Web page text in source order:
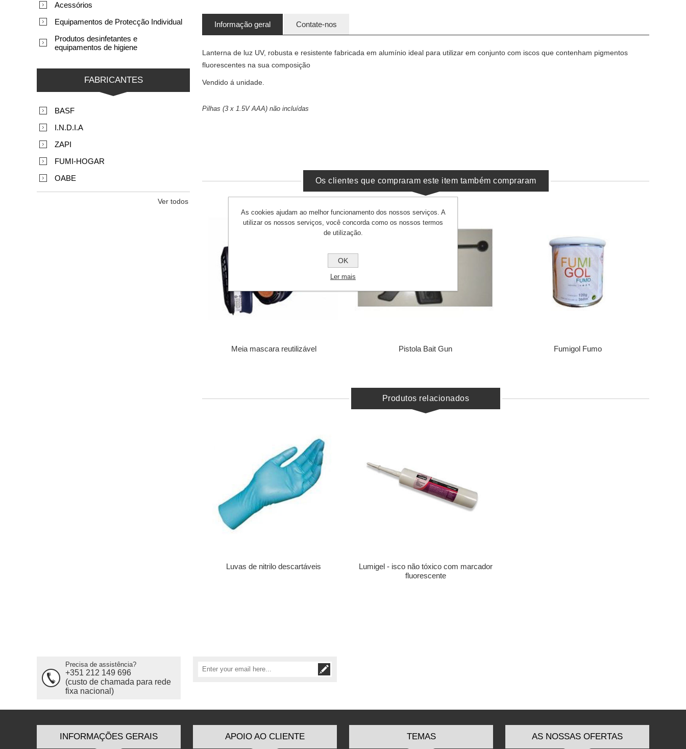
Informação geral Contate-nos
Lanterna de luz UV, robusta e resistente fabricada em alumínio ideal para utilizar em conjunto com iscos que contenham pigmentos
fluorescentes na sua composição
Vendido á unidade.
Pilhas (3 x 1.5V AAA) não incluídas
Os clientes que compraram este item também compraram
Meia mascara reutilizável Pistola Bait Gun Fumigol Fumo
Produtos relacionados
Luvas de nitrilo descartáveis
Lumigel - isco não tóxico com marcador
fluorescente
Acessórios
Equipamentos de Protecção Individual
Produtos desinfetantes e
equipamentos de higiene
FABRICANTES
BASF
I.N.D.I.A
ZAPI
FUMI-HOGAR
OABE
Ver todos
Precisa de assistência?
+351 212 149 696
(custo de chamada para rede
fixa nacional)
INFORMAÇÕES GERAIS APOIO AO CLIENTE TEMAS AS NOSSAS OFERTAS
As cookies ajudam ao melhor funcionamento dos nossos serviços. A
utilizar os nossos serviços, você concorda como os nossos termos
de utilização.
OK
Ler mais